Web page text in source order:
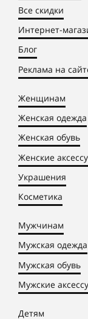
Все скидки
Интернет-
Блог
Реклама на
Женщинам
Женская одежда
Женская обувь
Женские
Украшения
Косметика
Мужчинам
Мужская одежда
Мужская обувь
Мужские
Детям